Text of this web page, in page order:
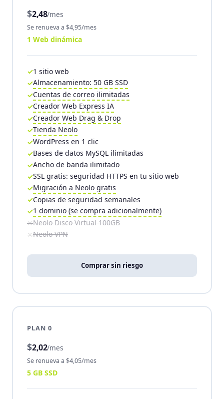
$2,48/mes
Se renueva a $4,95/mes
1 Web dinámica
1 sitio web
Almacenamiento: 50 GB SSD
Cuentas de correo ilimitadas
Creador Web Express IA
Creador Web Drag & Drop
Tienda Neolo
WordPress en 1 clic
Bases de datos MySQL ilimitadas
Ancho de banda ilimitado
SSL gratis: seguridad HTTPS en tu sitio web
Migración a Neolo gratis
Copias de seguridad semanales
1 dominio (se compra adicionalmente)
Neolo Disco Virtual 100GB
Neolo VPN
Comprar sin riesgo
PLAN 0
$2,02/mes
Se renueva a $4,05/mes
5 GB SSD